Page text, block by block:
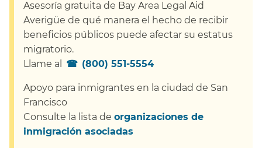
Asesoría gratuita de Bay Area Legal Aid​​
Averigüe de qué manera el hecho de recibir
beneficios públicos puede afectar su estatus
migratorio.
Llame al
(800) 551-5554​​
Apoyo para inmigrantes en la ciudad de San
Francisco​​
Consulte la lista de organizaciones de
inmigración asociadas